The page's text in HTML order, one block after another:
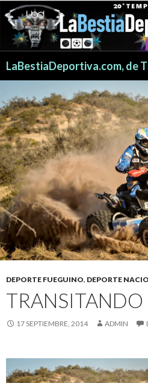
CONTENIDO
DEPORTE FUEGUINO, DEPORTE
TRANSITANDO
17 SEPTIEMBRE, 2014 ADMIN